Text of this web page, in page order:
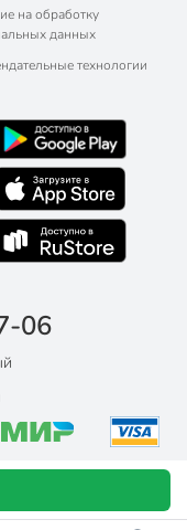
на обработку
данных
технологии
06